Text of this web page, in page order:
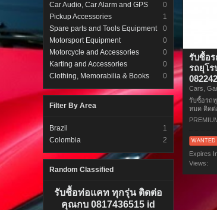
Car Audio, Car Alarm and GPS
0
Pickup Accessories
1
Spare parts and Tools Equipment
0
Motorsport Equipment
0
Motorcycle and Accessories
0
Karting and Accessories
0
Clothing, Memorabilia & Books
0
Filter By Area
Brazil
1
Colombia
2
Random Classified
รับชื้อท่อแคท ทุกรุ่น ติดต่อ
คุณกบ 0817436515 id
รับซื้อ
รถยุโ
Cars,
รับซื้อรถ
หมด ติดต่
WANTED
Expires
Views: